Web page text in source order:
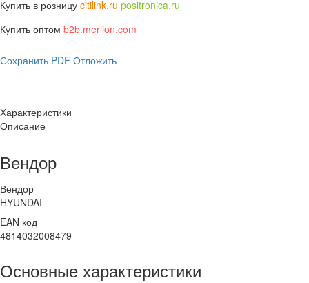
Купить в розницу citilink.ru positronica.ru
Купить оптом b2b.merlion.com
Сохранить PDF Отложить
Характеристики
Описание
Вендор
Вендор
HYUNDAI
EAN код
4814032008479
Основные характеристики